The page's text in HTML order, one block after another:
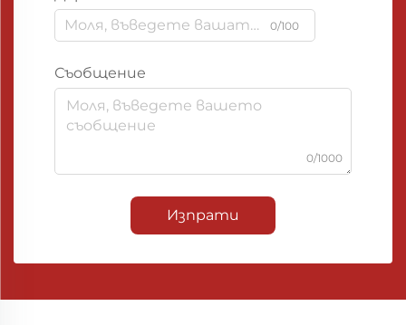
0/100
Съобщение
0/1000
Изпрати